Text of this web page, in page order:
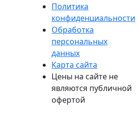
Политика
конфиденциальности
Обработка
персональных
данных
Карта сайта
Цены на сайте не
являются публичной
офертой